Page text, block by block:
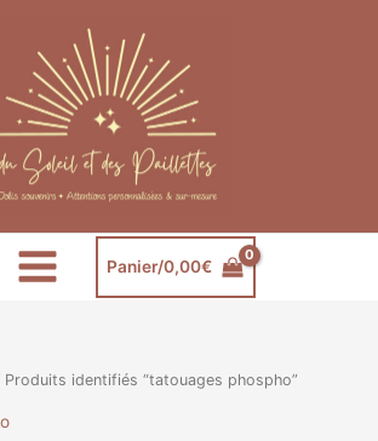
Panier/0,00€
Produits identifiés “tatouages phospho”